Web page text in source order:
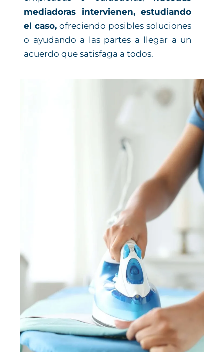
mediadoras intervienen, estudiando
el caso, ofreciendo posibles soluciones
o ayudando a las partes a llegar a un
acuerdo que satisfaga a todos.